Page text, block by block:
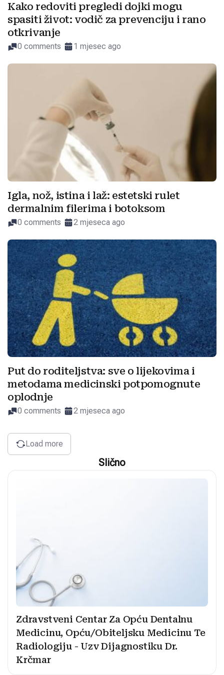
Kako redoviti pregledi dojki mogu
spasiti život: vodič za prevenciju i rano
otkrivanje
0 comments 1 mjesec ago
Igla, nož, istina i laž: estetski rulet
dermalnim filerima i botoksom
0 comments 2 mjeseca ago
Put do roditeljstva: sve o lijekovima i
metodama medicinski potpomognute
oplodnje
0 comments 2 mjeseca ago
Load more
Slično
Zdravstveni Centar Za Opću Dentalnu
Medicinu, Opću/Obiteljsku Medicinu Te
Radiologiju - Uzv Dijagnostiku Dr.
Krčmar